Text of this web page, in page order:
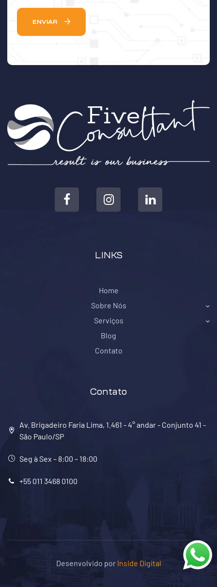
ENVIAR
LINKS
Home
Sobre Nós
Serviços
Blog
Contato
Contato
Av. Brigadeiro Faria Lima, 1.461 - 4° andar - Conjunto 41 -
São Paulo/SP
Seg à Sex – 8:00 – 18:00
+55 011 3468 0100
Desenvolvido por Inside Digital